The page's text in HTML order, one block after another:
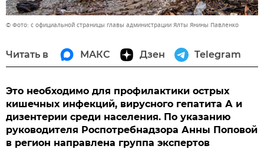
© Фото: с официальной страницы главы администрации Ялты Янины Павленко
Читать в МАКС Дзен Telegram
Это необходимо для профилактики острых
кишечных инфекций, вирусного гепатита А и
дизентерии среди населения. По указанию
руководителя Роспотребнадзора Анны Поповой
в регион направлена группа экспертов